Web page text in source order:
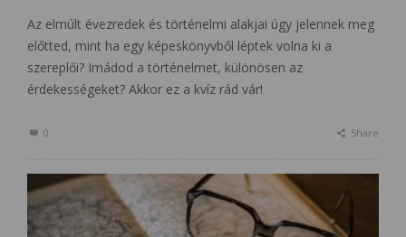
Az elmúlt évezredek és történelmi alakjai úgy jelennek meg
előtted, mint ha egy képeskönyvből léptek volna ki a
szereplői? Imádod a történelmet, különösen az
érdekességeket? Akkor ez a kvíz rád vár!
0 Share